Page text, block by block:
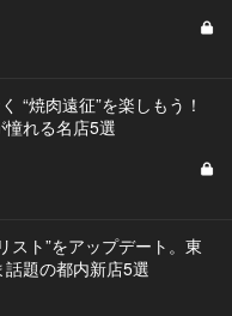
“焼肉遠征”を楽しもう！
れる名店5選
スト”をアップデート。東
題の都内新店5選